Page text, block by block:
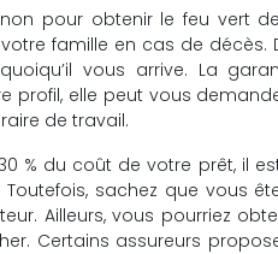
pour obtenir le feu vert
famille en cas de décès.
vous arrive. La
profil, elle peut vous
de travail.
% du coût de votre prêt, il
sachez que vous
Ailleurs, vous pourriez
Certains assureurs